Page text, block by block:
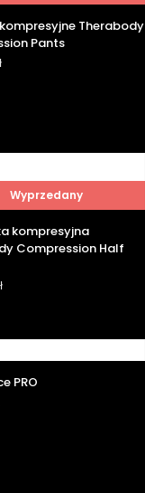
Therabody
Pants
Wyprzedany
kompresyjna
Compression Half
PRO